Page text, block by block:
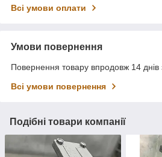
Всі умови оплати
Умови повернення
Повернення товару впродовж 14 днів
Всі умови повернення
Подібні товари компанії